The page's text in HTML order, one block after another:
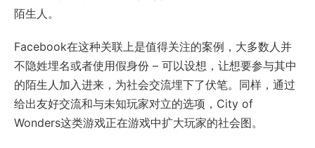
陌生人。
Facebook在这种关联上是值得关注的案例，大多数人并
不隐姓埋名或者使用假身份 – 可以设想，让想要参与其中
的陌生人加入进来，为社会交流埋下了伏笔。同样，通过
给出友好交流和与未知玩家对立的选项，City of
Wonders这类游戏正在游戏中扩大玩家的社会图。